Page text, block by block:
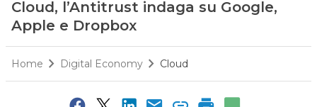
Cloud, l’Antitrust indaga su Google,
Apple e Dropbox
Home Digital Economy Cloud